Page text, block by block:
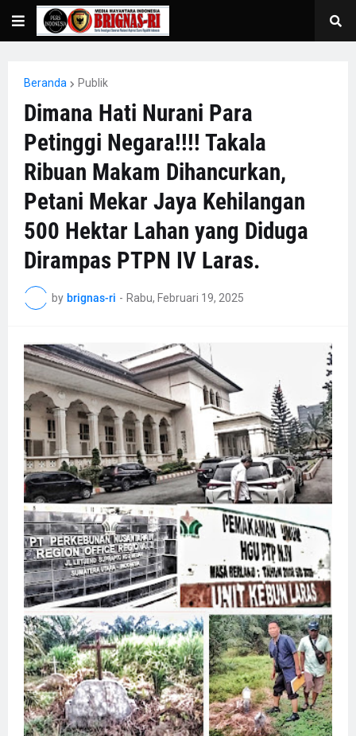
Beranda Publik
Dimana Hati Nurani Para
Petinggi Negara!!!! Takala
Ribuan Makam Dihancurkan,
Petani Mekar Jaya Kehilangan
500 Hektar Lahan yang Diduga
Dirampas PTPN IV Laras.
by brignas-ri - Rabu, Februari 19, 2025